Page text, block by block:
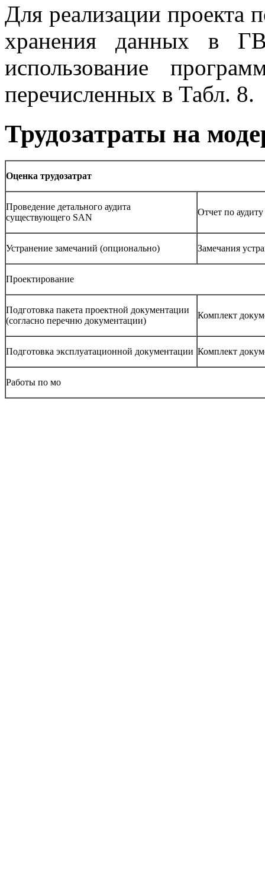
Для реализации проекта
хранения данных в
использование
перечисленных в Табл. 8.
Трудозатраты на
Оценка трудозатрат
Проведение детального аудита
существующего SAN
Отчет по аудиту
Устранение замечаний (опционально) Замечания
Проектирование
Подготовка пакета проектной документации
(согласно перечню документации)
Комплект
Подготовка эксплуатационной документации Комплект
Работы по мо